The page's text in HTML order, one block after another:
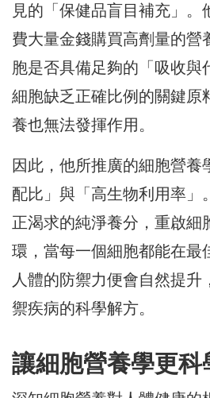
見的「保健品盲目補充」。
費大量金錢購買高劑量的營
胞是否具備足夠的「吸收與
細胞缺乏正確比例的關鍵原
養也無法發揮作用。
因此，他所推廣的細胞營養
配比」與「高生物利用率」
正渴求的純淨養分，重啟細
環，當每一個細胞都能在最
人體的防禦力便會自然提升
禦疾病的科學解方。
讓細胞營養學更科